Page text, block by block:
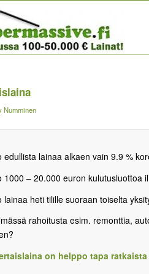
Numminen
edullista lainaa alkaen vain 9.9 %
1000 – 20.000 euron kulutusluottoa
lainaa heti tilille suoraan toiselta
rahoitusta esim. remonttia,
on helppo tapa